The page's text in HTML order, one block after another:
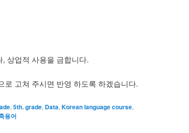
상업적 사용을 금합니다.
로 고쳐 주시면 반영 하도록 하겠습니다.
, 5th. grade, Data, Korean language course,
용어